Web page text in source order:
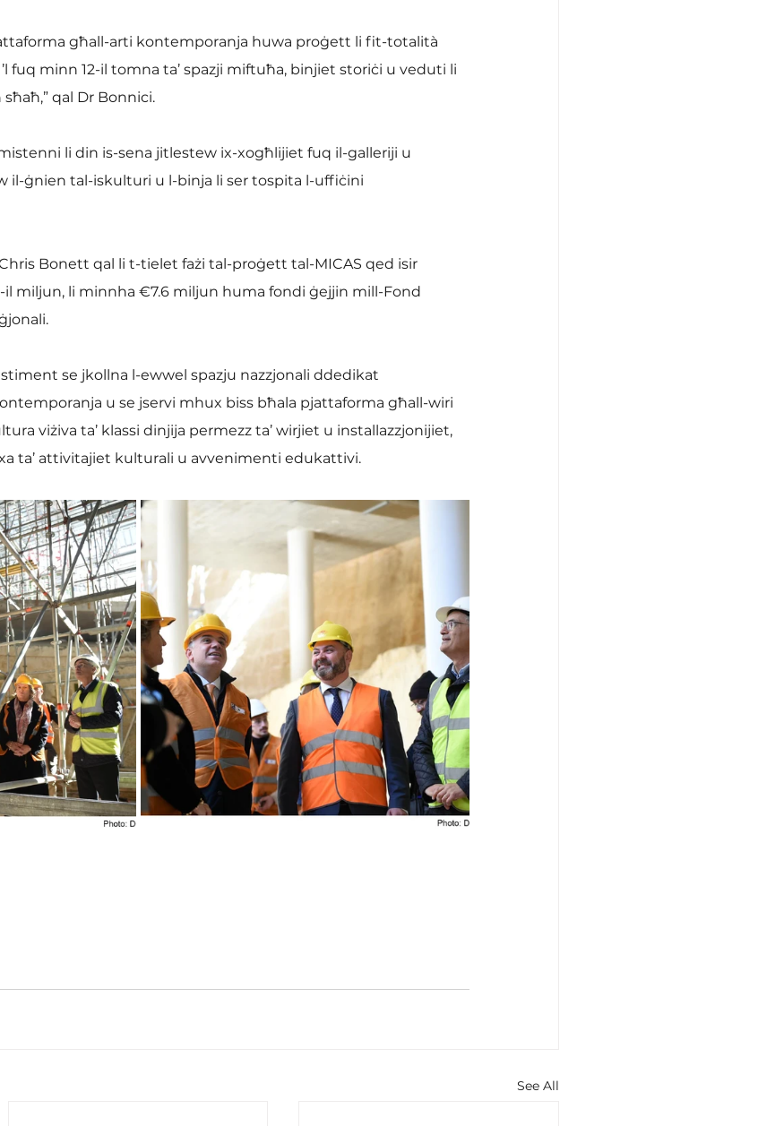
għall-arti kontemporanja huwa proġett li fit-totalità
fuq minn 12-il tomna ta’ spazji miftuħa, binjiet storiċi u veduti li
qal Dr Bonnici.
li din is-sena jitlestew ix-xogħlijiet fuq il-galleriji u
il-ġnien tal-iskulturi u l-binja li ser tospita l-uffiċini
Bonett qal li t-tielet fażi tal-proġett tal-MICAS qed isir
il miljun, li minnha €7.6 miljun huma fondi ġejjin mill-Fond
se jkollna l-ewwel spazju nazzjonali ddedikat
u se jservi mhux biss bħala pjattaforma għall-wiri
viżiva ta’ klassi dinjija permezz ta’ wirjiet u installazzjonijiet,
ta’ attivitajiet kulturali u avvenimenti edukattivi.
See All